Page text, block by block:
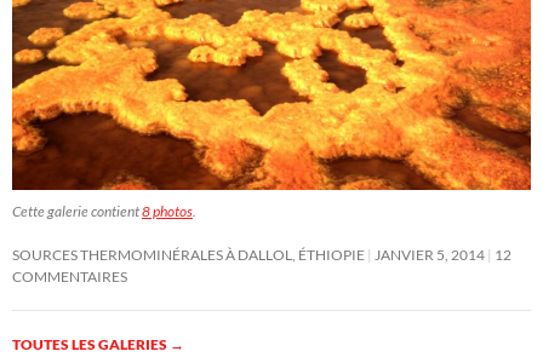
Cette galerie contient8 photos.
SOURCES THERMOMINÉRALES À DALLOL, ÉTHIOPIE JANVIER 5, 2014 12
COMMENTAIRES
TOUTES LES GALERIES →